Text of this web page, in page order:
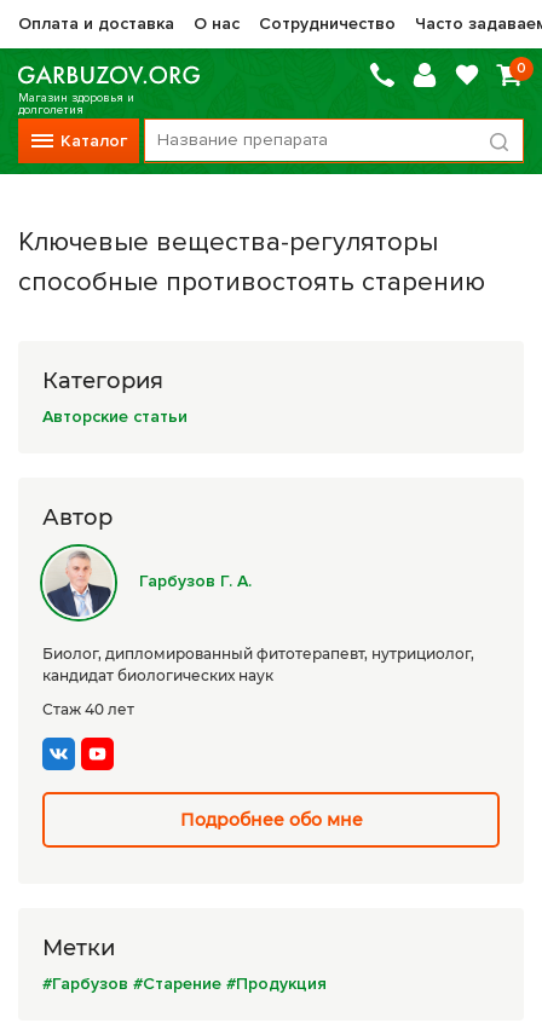
Оплата и доставка О нас Сотрудничество Часто
Магазин здоровья и
долголетия
Каталог
0
Vitauct / Витаукт
Препараты НТК Жизненная Сила
Оптисалт
МелМур
Прочие фитопрепараты
Сборы трав
Урбеч
Травяной чай
Специи
Крупы
Натуральные растительные масла
Средства личной гигиены
Приборы лечебные
Ключевые вещества-регуляторы
способные противостоять старению
Категория
Авторские статьи
Автор
Гарбузов Г. А.
Биолог, дипломированный фитотерапевт, нутрициолог,
кандидат биологических наук
Стаж 40 лет
Подробнее обо мне
Метки
#Гарбузов #Старение #Продукция